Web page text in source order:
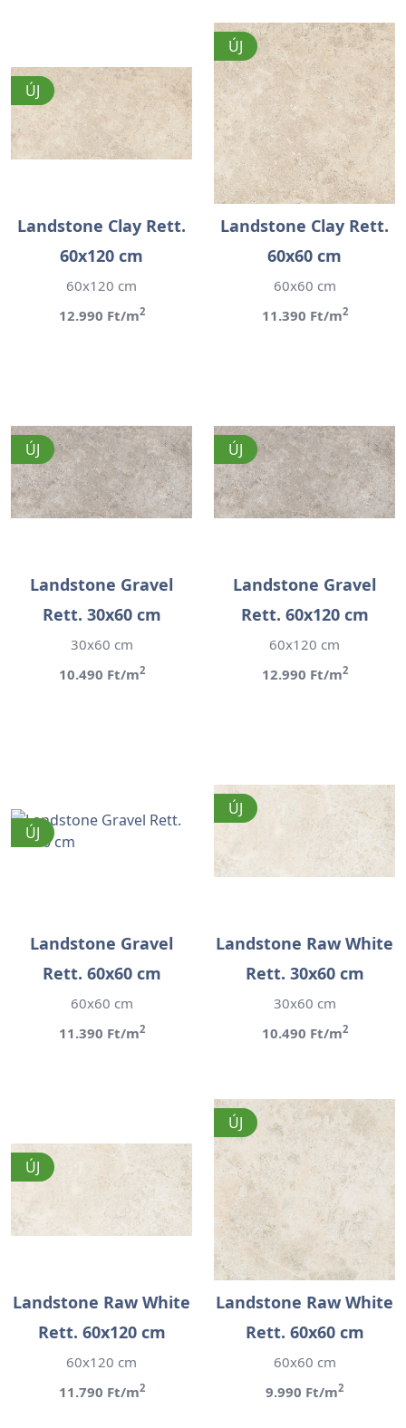
ÚJ
Landstone Clay Rett.
60x120 cm
60x120 cm
12.990 Ft/m2
ÚJ
Landstone Clay Rett.
60x60 cm
60x60 cm
11.390 Ft/m2
ÚJ
Landstone Gravel
Rett. 30x60 cm
30x60 cm
10.490 Ft/m2
ÚJ
Landstone Gravel
Rett. 60x120 cm
60x120 cm
12.990 Ft/m2
ÚJ
Landstone Gravel
Rett. 60x60 cm
60x60 cm
11.390 Ft/m2
ÚJ
Landstone Raw White
Rett. 30x60 cm
30x60 cm
10.490 Ft/m2
ÚJ
Landstone Raw White
Rett. 60x120 cm
60x120 cm
11.790 Ft/m2
ÚJ
Landstone Raw White
Rett. 60x60 cm
60x60 cm
9.990 Ft/m2